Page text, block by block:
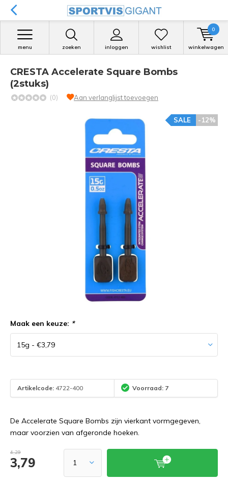
zoeken inloggen
menu wishlist winkelwagen
0
CRESTA Accelerate Square Bombs
(2stuks)
(0) Aan verlanglijst toevoegen
-12%
SALE
Maak een keuze: *
Artikelcode: 4722-400 Voorraad: 7
De Accelerate Square Bombs zijn vierkant vormgegeven,
maar voorzien van afgeronde hoeken.
4,29
3,79